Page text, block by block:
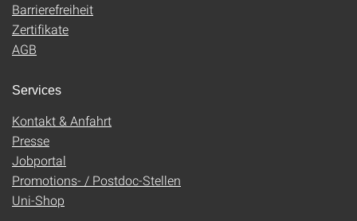
Barrierefreiheit
Zertifikate
AGB
Services
Kontakt & Anfahrt
Presse
Jobportal
Promotions- / Postdoc-Stellen
Uni-Shop